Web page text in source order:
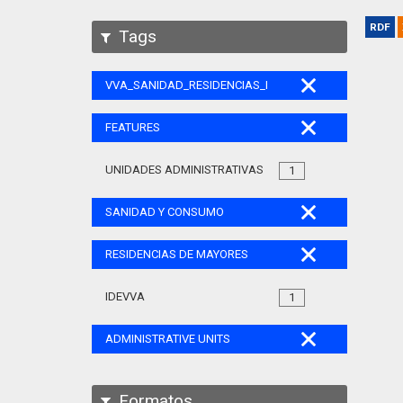
Tags
VVA_SANIDAD_RESIDENCIAS_MAYORES_105
FEATURES
1
UNIDADES ADMINISTRATIVAS
SANIDAD Y CONSUMO
RESIDENCIAS DE MAYORES
1
IDEVVA
ADMINISTRATIVE UNITS
RDF